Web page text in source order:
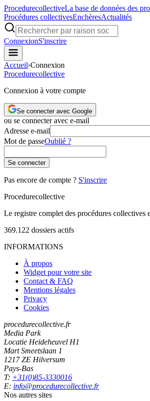
ProcedurecollectiveLa base de données des
Procédures collectivesEnchèresActualités
ConnexionS'inscrire
Accueil›Connexion
Procedurecollective
Connexion à votre compte
Se connecter avec Google
ou se connecter avec e-mail
Adresse e-mail
Mot de passeOublié ?
Se connecter
Pas encore de compte ? S'inscrire
Procedurecollective
Le registre complet des procédures
369.122 dossiers actifs
INFORMATIONS
À propos
Widget pour votre site
Contact & FAQ
Mentions légales
Privacy
Cookies
procedurecollective.fr
Media Park
Locatie Heideheuvel H1
Mart Smeetslaan 1
1217 ZE Hilversum
Pays-Bas
T: +31(0)85-3330016
E: info@procedurecollective.fr
Nos autres sites